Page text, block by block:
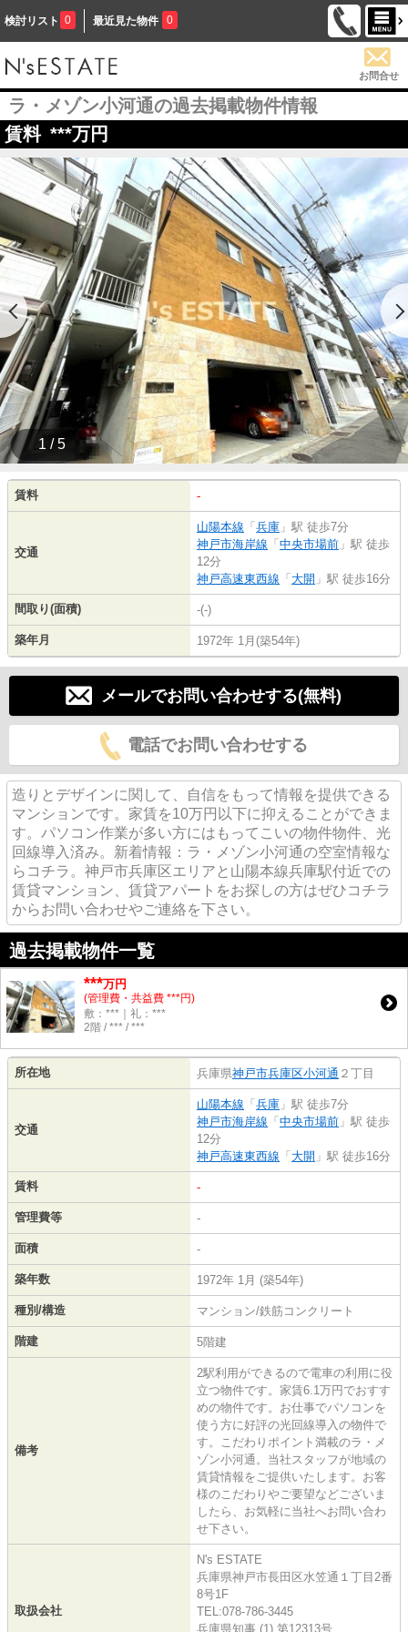
検討リスト 0 最近見た物件 0
お問合せ
ラ・メゾン小河通の過去掲載物件情報
賃料 ***万円
1 / 5
賃料 -
交通
山陽本線 「 兵庫 」駅 徒歩7分
神戸市海岸線 「 中央市場前 」駅 徒歩
12分
神戸高速東西線 「 大開 」駅 徒歩16分
間取り(面積) -(-)
築年月 1972年 1月(築54年)
メールでお問い合わせする(無料)
電話でお問い合わせする
造りとデザインに関して、自信をもって情報を提供できる
マンションです。家賃を10万円以下に抑えることができま
す。パソコン作業が多い方にはもってこいの物件物件、光
回線導入済み。新着情報：ラ・メゾン小河通の空室情報な
らコチラ。神戸市兵庫区エリアと山陽本線兵庫駅付近での
賃貸マンション、賃貸アパートをお探しの方はぜひコチラ
からお問い合わせやご連絡を下さい。
過去掲載物件一覧
***万円
(管理費・共益費 ***円)
敷：***｜礼：***
2階 / *** / ***
所在地 兵庫県神戸市兵庫区小河通 ２丁目
交通
山陽本線 「 兵庫 」駅 徒歩7分
神戸市海岸線 「 中央市場前 」駅 徒歩
12分
神戸高速東西線 「 大開 」駅 徒歩16分
賃料 -
管理費等 -
面積 -
築年数 1972年 1月 (築54年)
種別/構造 マンション/鉄筋コンクリート
階建 5階建
備考
2駅利用ができるので電車の利用に役
立つ物件です。家賃6.1万円でおすす
めの物件です。お仕事でパソコンを
使う方に好評の光回線導入の物件で
す。こだわりポイント満載のラ・メ
ゾン小河通。当社スタッフが地域の
賃貸情報をご提供いたします。お客
様のこだわりやご要望などございま
したら、お気軽に当社へお問い合わ
せ下さい。
取扱会社
N's ESTATE
兵庫県神戸市長田区水笠通１丁目2番
8号1F
TEL:078-786-3445
兵庫県知事 (1) 第12313号